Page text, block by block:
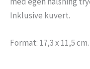
Inklusive kuvert.
Format: 17,3 x 11,5 cm.